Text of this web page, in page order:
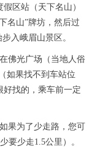
区站（天下名山）
名山”牌坊，然后过
入峨眉山景区。
佛光广场（当地人俗
如果找不到车站位
好找的，乘车前一定
果为了少走路，您可
要少走1.5公里）。